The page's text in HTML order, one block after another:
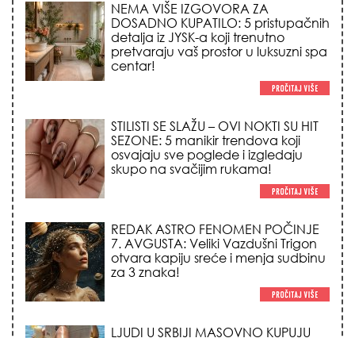
NEMA VIŠE IZGOVORA ZA
DOSADNO KUPATILO: 5 pristupačnih
detalja iz JYSK-a koji trenutno
pretvaraju vaš prostor u luksuzni spa
centar!
STILISTI SE SLAŽU – OVI NOKTI SU HIT
SEZONE: 5 manikir trendova koji
osvajaju sve poglede i izgledaju
skupo na svačijim rukama!
REDAK ASTRO FENOMEN POČINJE
7. AVGUSTA: Veliki Vazdušni Trigon
otvara kapiju sreće i menja sudbinu
za 3 znaka!
LJUDI U SRBIJI MASOVNO KUPUJU